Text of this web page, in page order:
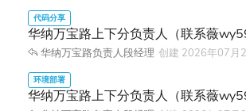
华纳万宝路上下分负责人（联系薇
华纳万宝路负责人段经理 创建 2026年07月
华纳万宝路上下分负责人（联系薇